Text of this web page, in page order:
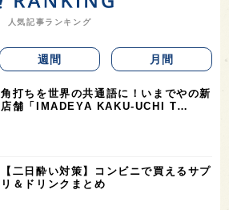
人気記事ランキング
週間 月間
角打ちを世界の共通語に！いまでやの新
店舗「IMADEYA KAKU-UCHI T…
【二日酔い対策】コンビニで買えるサプ
リ＆ドリンクまとめ